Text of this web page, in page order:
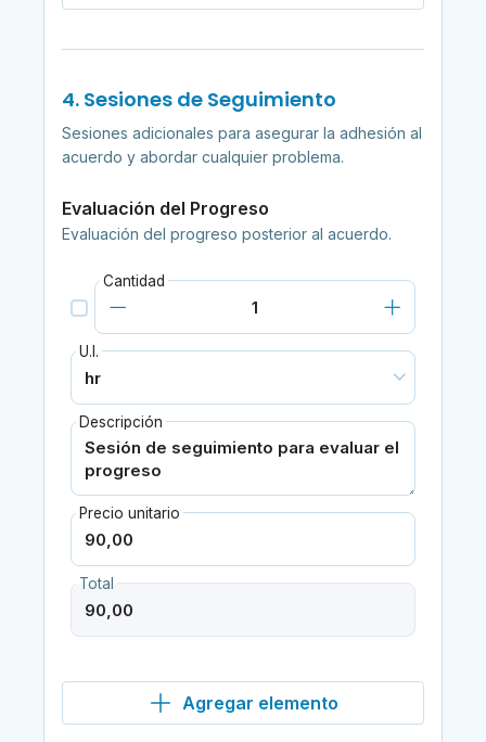
4. Sesiones de Seguimiento
Sesiones adicionales para asegurar la adhesión al
acuerdo y abordar cualquier problema.
Evaluación del Progreso
Evaluación del progreso posterior al acuerdo.
Cantidad
U.I.
Descripción
Precio unitario
Total
Agregar elemento